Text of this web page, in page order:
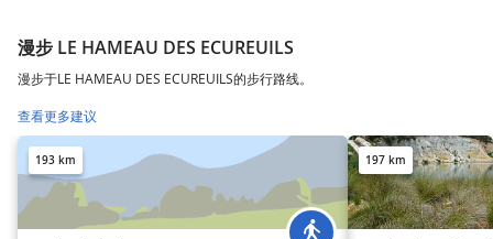
漫步 LE HAMEAU DES ECUREUILS
漫步于LE HAMEAU DES ECUREUILS的步行路线。
查看更多建议
193 km 197 km